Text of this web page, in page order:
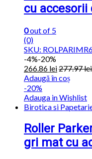
cu accesorii
0out of 5
(0)
SKU:
-4%-20%
266.86 lei277.97lei
Adaugă în coș
-20%
Adauga in Wishlist
Birotica si
Roller
gri mat cu